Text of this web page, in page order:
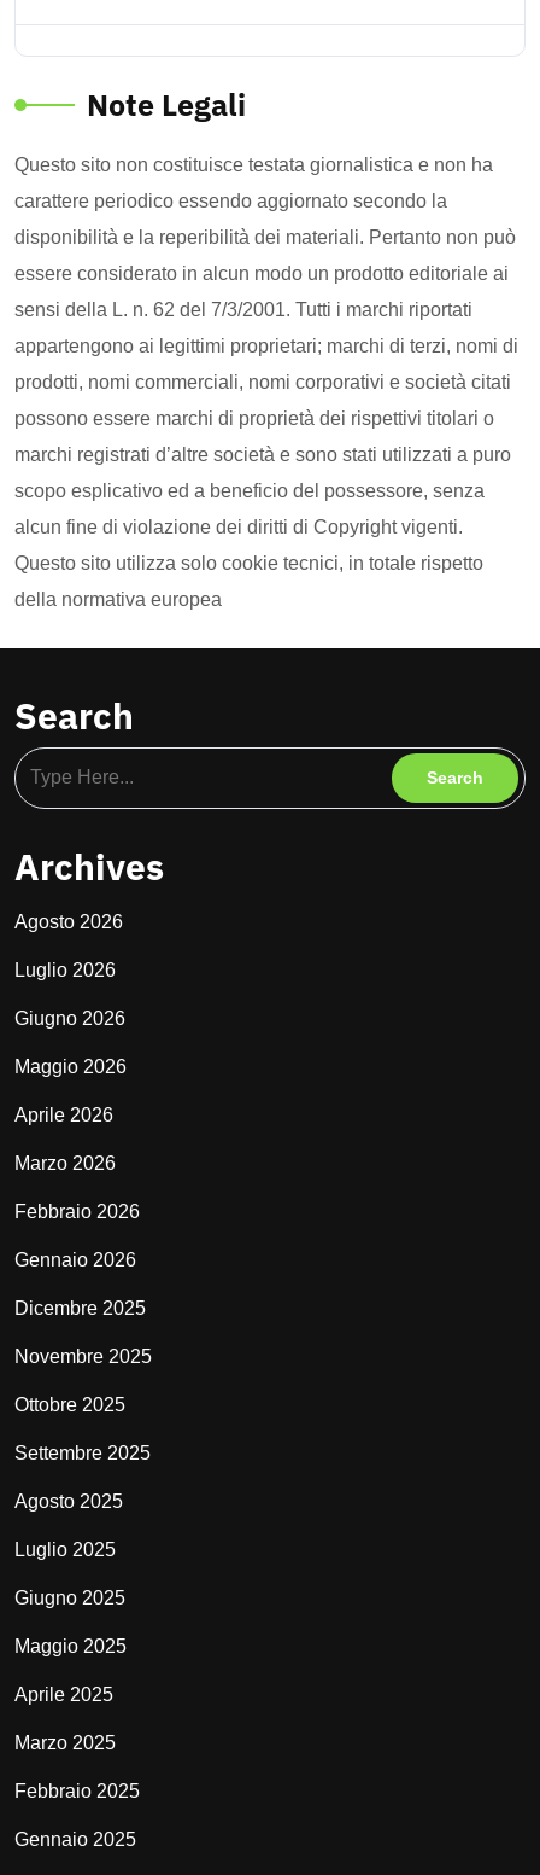
Note Legali
Questo sito non costituisce testata giornalistica e non ha
carattere periodico essendo aggiornato secondo la
disponibilità e la reperibilità dei materiali. Pertanto non può
essere considerato in alcun modo un prodotto editoriale ai
sensi della L. n. 62 del 7/3/2001. Tutti i marchi riportati
appartengono ai legittimi proprietari; marchi di terzi, nomi di
prodotti, nomi commerciali, nomi corporativi e società citati
possono essere marchi di proprietà dei rispettivi titolari o
marchi registrati d’altre società e sono stati utilizzati a puro
scopo esplicativo ed a beneficio del possessore, senza
alcun fine di violazione dei diritti di Copyright vigenti.
Questo sito utilizza solo cookie tecnici, in totale rispetto
della normativa europea
Search
Archives
Agosto 2026
Luglio 2026
Giugno 2026
Maggio 2026
Aprile 2026
Marzo 2026
Febbraio 2026
Gennaio 2026
Dicembre 2025
Novembre 2025
Ottobre 2025
Settembre 2025
Agosto 2025
Luglio 2025
Giugno 2025
Maggio 2025
Aprile 2025
Marzo 2025
Febbraio 2025
Gennaio 2025